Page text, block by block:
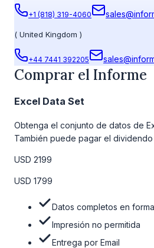
+1 (818) 319-4060
( United Kingdom )
+44 7441 392205
Comprar el Informe
Excel Data Set
Obtenga el conjunto de datos de
También puede pagar el
la tabla de precios a continuación.
USD 2199
USD 1799
Datos completos en
Impresión no permitida
Entrega por Email